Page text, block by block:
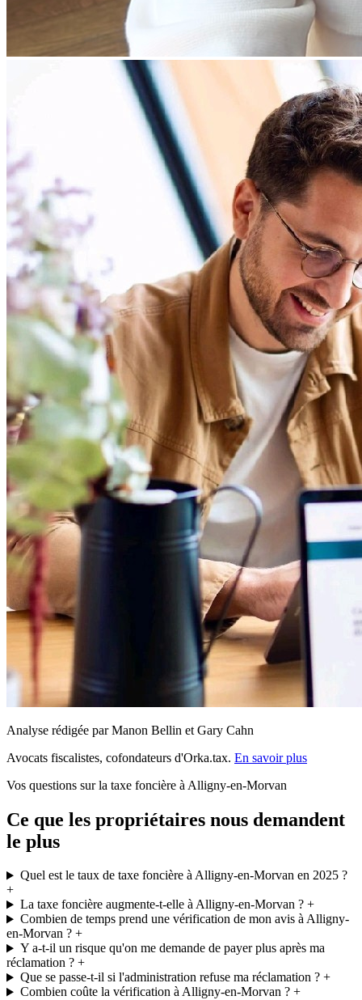
Analyse rédigée par Manon Bellin et Gary Cahn
Avocats fiscalistes, cofondateurs d'Orka.tax. En savoir plus
Vos questions sur la taxe foncière à Alligny-en-Morvan
Ce que les propriétaires nous demandent
le plus
Quel est le taux de taxe foncière à Alligny-en-Morvan en 2025 ?
+
La taxe foncière augmente-t-elle à Alligny-en-Morvan ?+
Combien de temps prend une vérification de mon avis à Alligny-
en-Morvan ? +
Y a-t-il un risque qu'on me demande de payer plus après ma
réclamation ? +
Que se passe-t-il si l'administration refuse ma réclamation ?+
Combien coûte la vérification à Alligny-en-Morvan ?+